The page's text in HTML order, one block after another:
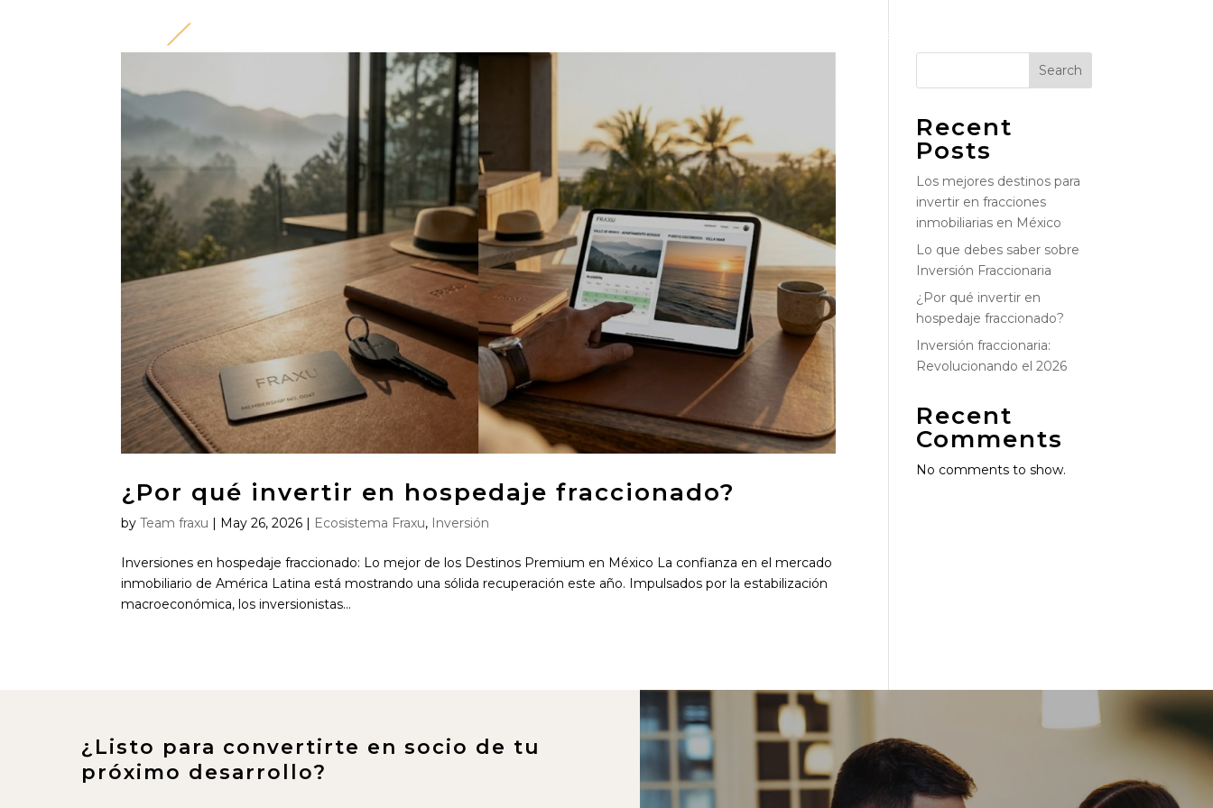
Destinos
¿Por qué invertir en hospedaje fraccionado?
byTeam fraxu | May 26, 2026 | Ecosistema Fraxu, Inversión
Inversiones en hospedaje fraccionado: Lo mejor de los Destinos Premium en México La confianza en el mercado
inmobiliario de América Latina está mostrando una sólida recuperación este año. Impulsados por la estabilización
macroeconómica, los inversionistas...
Search
Recent
Posts
Los mejores destinos para
invertir en fracciones
inmobiliarias en México
Lo que debes saber sobre
Inversión Fraccionaria
¿Por qué invertir en
hospedaje fraccionado?
Inversión fraccionaria:
Revolucionando el 2026
Recent
Comments
No comments to show.
¿Listo para convertirte en socio de tu
próximo desarrollo?